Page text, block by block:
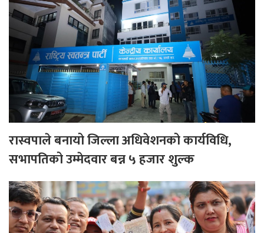
रास्वपाले बनायो जिल्ला अधिवेशनको कार्यविधि,
सभापतिको उम्मेदवार बन्न ५ हजार शुल्क